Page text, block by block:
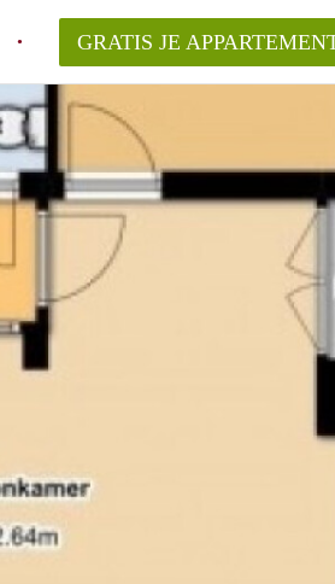
GRATIS JE